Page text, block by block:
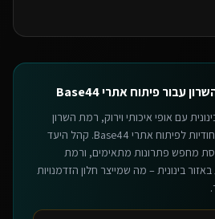
עבורפיתוח אתרי Base44
עם אופי איכותי וירוק, רמת השרון
מציעה הזדמנויות ייחודיות לפיתוח אתרי Base44. קהל היעד
מחפש פתרונות מתאימים, ורמת
בינונית – מה שמייצר חלון הזדמנויות